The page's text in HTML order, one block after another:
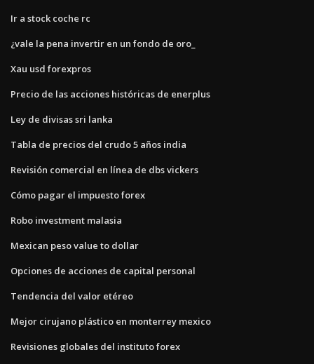
Ir a stock coche rc
¿vale la pena invertir en un fondo de oro_
Xau usd forexpros
Precio de las acciones históricas de enerplus
Ley de divisas sri lanka
Tabla de precios del crudo 5 años india
Revisión comercial en línea de dbs vickers
Cómo pagar el impuesto forex
Robo investment malasia
Mexican peso value to dollar
Opciones de acciones de capital personal
Tendencia del valor etéreo
Mejor cirujano plástico en monterrey mexico
Revisiones globales del instituto forex